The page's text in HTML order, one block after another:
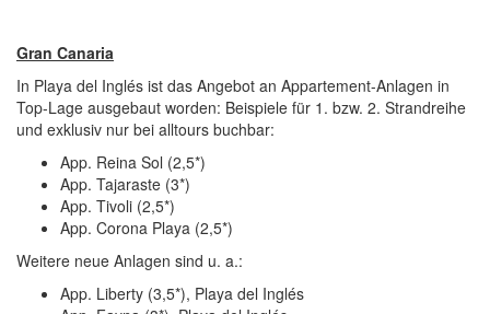
Gran Canaria
In Playa del Inglés ist das Angebot an Appartement-Anlagen in
Top-Lage ausgebaut worden: Beispiele für 1. bzw. 2. Strandreihe
und exklusiv nur bei alltours buchbar:
App. Reina Sol (2,5*)
App. Tajaraste (3*)
App. Tivoli (2,5*)
App. Corona Playa (2,5*)
Weitere neue Anlagen sind u. a.:
App. Liberty (3,5*), Playa del Inglés